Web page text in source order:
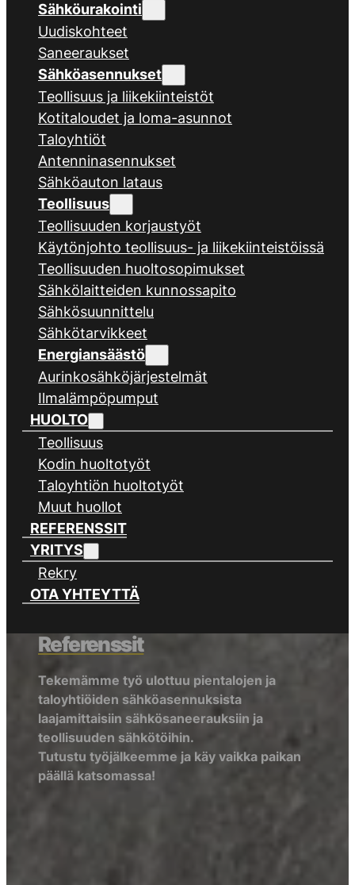
Sähköurakointi
Uudiskohteet
Saneeraukset
Sähköasennukset
Teollisuus ja liikekiinteistöt
Kotitaloudet ja loma-asunnot
Taloyhtiöt
Antenninasennukset
Sähköauton lataus
Teollisuus
Teollisuuden korjaustyöt
Käytönjohto teollisuus- ja liikekiinteistöissä
Teollisuuden huoltosopimukset
Sähkölaitteiden kunnossapito
Sähkösuunnittelu
Sähkötarvikkeet
Energiansäästö
Aurinkosähköjärjestelmät
Ilmalämpöpumput
HUOLTO
Teollisuus
Kodin huoltotyöt
Taloyhtiön huoltotyöt
Muut huollot
REFERENSSIT
YRITYS
Rekry
OTA YHTEYTTÄ
Referenssit
Tekemämme työ ulottuu pientalojen ja
taloyhtiöiden sähköasennuksista
laajamittaisiin sähkösaneerauksiin ja
teollisuuden sähkötöihin.
Tutustu työjälkeemme ja käy vaikka paikan
päällä katsomassa!